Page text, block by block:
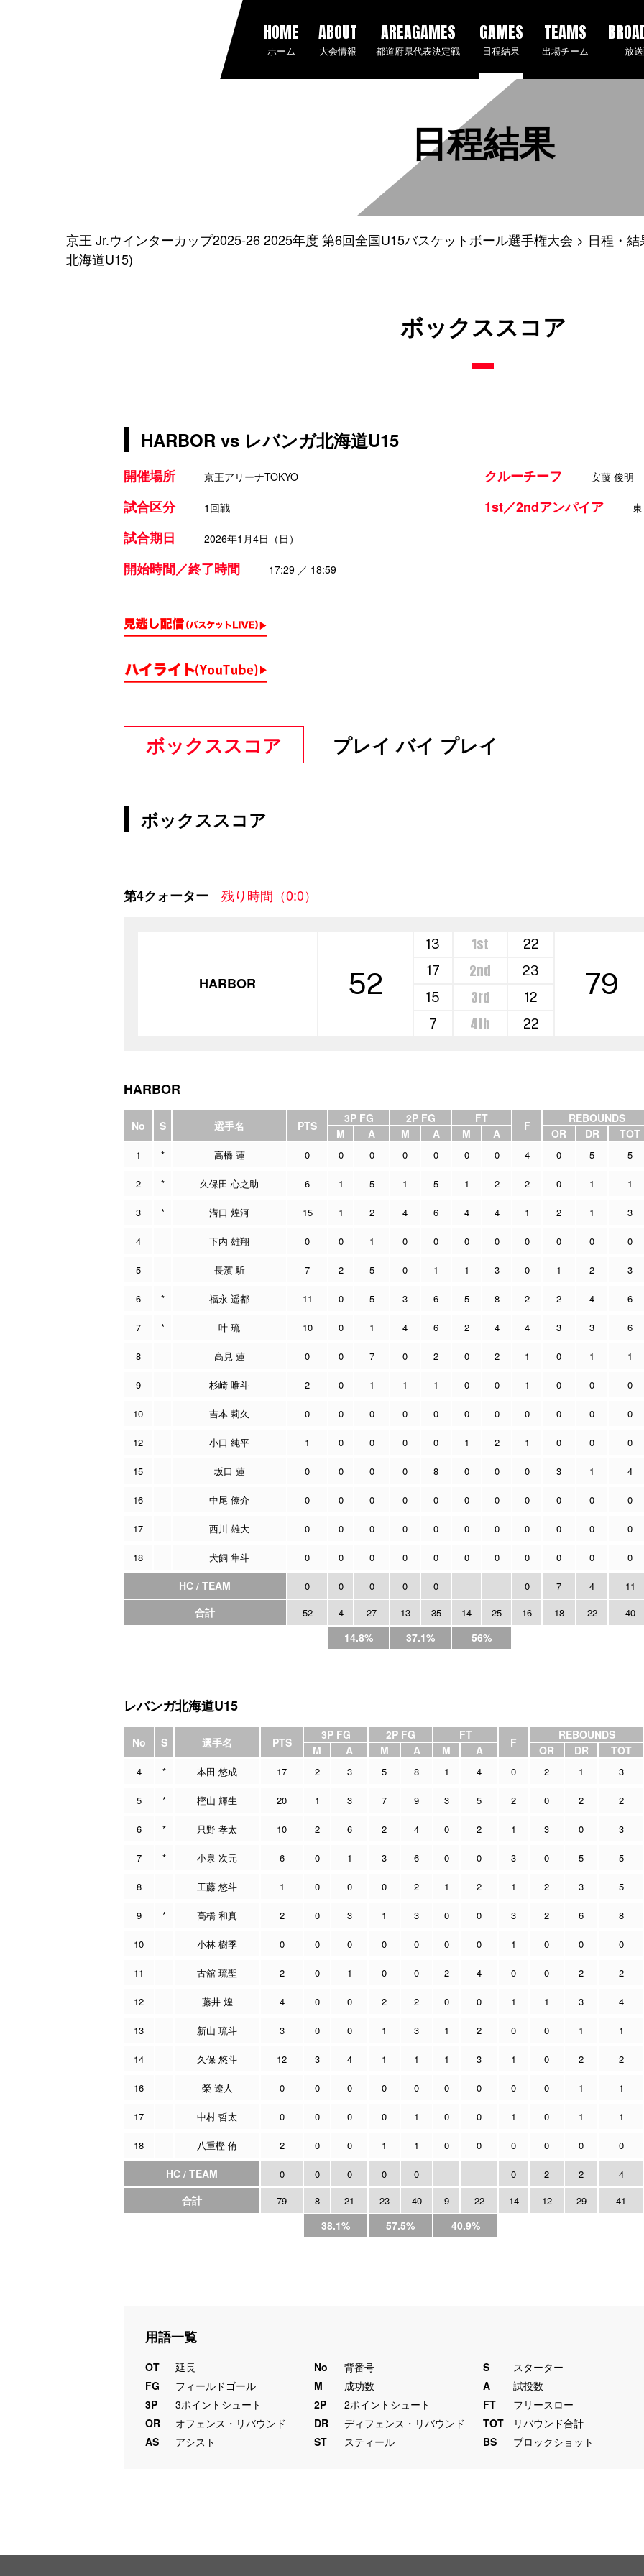
HOME
ホーム
ABOUT
大会情報
AREAGAMES
都道府県代表決定戦
GAMES
日程結果
TEAMS
出場チーム 放
日程結果
京王 Jr.ウインターカップ2025-26 2025年度 第6回全国U15バスケットボール選手権大会 日程・結
北海道U15)
ボックススコア
HARBOR vs レバンガ北海道U15
開催場所 京王アリーナTOKYO
試合区分 1回戦
試合期日 2026年1月4日（日）
開始時間／終了時間 17:29 ／ 18:59
クルーチーフ 安藤 俊明
1st／2ndアンパイア
ボックススコア プレイ バイ プレイ
ボックススコア
第4クォーター 残り時間（0:0）
HARBOR 52
13 1st 22
79
17 2nd
23
15
3rd
12
7
4th 22
HARBOR
No S 選手名 PTS
3P FG 2P FG FT
F
REBOUNDS
M A M A M A OR DR TOT
1 * 高橋 蓮 0 0 0 0 0 0 0 4 0 5 5
2 * 久保田 心之助 6 1 5 1 5 1 2 2 0 1 1
3 * 溝口 煌河 15 1 2 4 6 4 4 1 2 1 3
4 下内 雄翔 0 0 1 0 0 0 0 0 0 0 0
5 長濱 駈 7 2 5 0 1 1 3 0 1 2 3
6 * 福永 遥都 11 0 5 3 6 5 8 2 2 4 6
7 * 叶 琉 10 0 1 4 6 2 4 4 3 3 6
8 高見 蓮 0 0 7 0 2 0 2 1 0 1 1
9 杉崎 唯斗 2 0 1 1 1 0 0 1 0 0 0
10 吉本 莉久 0 0 0 0 0 0 0 0 0 0 0
12 小口 純平 1 0 0 0 0 1 2 1 0 0 0
15 坂口 蓮 0 0 0 0 8 0 0 0 3 1 4
16 中尾 僚介 0 0 0 0 0 0 0 0 0 0 0
17 西川 雄大 0 0 0 0 0 0 0 0 0 0 0
18 犬飼 隼斗 0 0 0 0 0 0 0 0 0 0 0
HC / TEAM 0 0 0 0 0 0 7 4 11
合計 52 4 27 13 35 14 25 16 18 22 40
14.8% 37.1% 56%
レバンガ北海道U15
No S 選手名 PTS
3P FG 2P FG FT
F
REBOUNDS
M A M A M A OR DR TOT
4 * 本田 悠成 17 2 3 5 8 1 4 0 2 1 3
5 * 樫山 輝生 20 1 3 7 9 3 5 2 0 2 2
6 * 只野 孝太 10 2 6 2 4 0 2 1 3 0 3
7 * 小泉 次元 6 0 1 3 6 0 0 3 0 5 5
8 工藤 悠斗 1 0 0 0 2 1 2 1 2 3 5
9 * 高橋 和真 2 0 3 1 3 0 0 3 2 6 8
10 小林 樹季 0 0 0 0 0 0 0 1 0 0 0
11 古舘 琉聖 2 0 1 0 0 2 4 0 0 2 2
12 藤井 煌 4 0 0 2 2 0 0 1 1 3 4
13 新山 琉斗 3 0 0 1 3 1 2 0 0 1 1
14 久保 悠斗 12 3 4 1 1 1 3 1 0 2 2
16 榮 遼人 0 0 0 0 0 0 0 0 0 1 1
17 中村 哲太 0 0 0 0 1 0 0 1 0 1 1
18 八重樫 侑 2 0 0 1 1 0 0 0 0 0 0
HC / TEAM 0 0 0 0 0 0 2 2 4
合計 79 8 21 23 40 9 22 14 12 29 41
38.1% 57.5% 40.9%
用語一覧
OT 延長 No 背番号 S スターター
FG
フィールドゴール M 成功数 A 試投数
3P
3ポイントシュート 2P 2ポイントシュート FT フリースロー
OR
オフェンス・リバウンド DR ディフェンス・リバウンド TOT リバウンド合計
AS
アシスト ST スティール BS ブロックショット